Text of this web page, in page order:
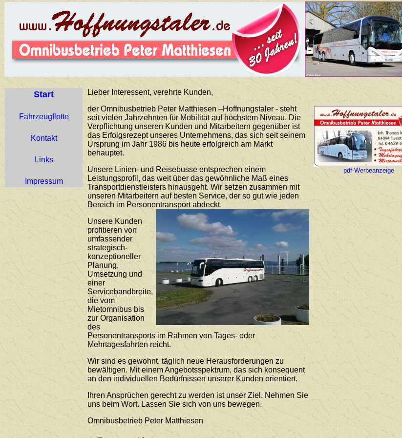
Start
Fahrzeugflotte
Kontakt
Links
Impressum
Lieber Interessent, verehrte Kunden,
der Omnibusbetrieb Peter Matthiesen –Hoffnungstaler - steht
seit vielen Jahrzehnten für Mobilität auf höchstem Niveau. Die
Verpflichtung unseren Kunden und Mitarbeitern gegenüber ist
das Erfolgsrezept unseres Unternehmens, das sich seit seinem
Ursprung im Jahr 1986 bis heute erfolgreich am Markt
behauptet.
Unsere Linien- und Reisebusse entsprechen einem
Leistungsprofil, das weit über das gewöhnliche Maß eines
Transportdienstleisters hinausgeht. Wir setzen zusammen mit
unseren Mitarbeitern auf besten Service, der so gut wie jeden
Bereich im Personentransport abdeckt.
Unsere Kunden
profitieren von
umfassender
strategisch-
konzeptioneller
Planung,
Umsetzung und
einer
Servicebandbreite,
die vom
Mietomnibus bis
zur Organisation
des
Personentransports im Rahmen von Tages- oder
Mehrtagesfahrten reicht.
Wir sind es gewohnt, täglich neue Herausforderungen zu
bewältigen. Mit einem Angebotsspektrum, das sich konsequent
an den individuellen Bedürfnissen unserer Kunden orientiert.
Ihren Ansprüchen gerecht zu werden ist unser Ziel. Nehmen Sie
uns beim Wort. Lassen Sie sich von uns bewegen.
Omnibusbetrieb Peter Matthiesen
pdf-Werbeanzeige